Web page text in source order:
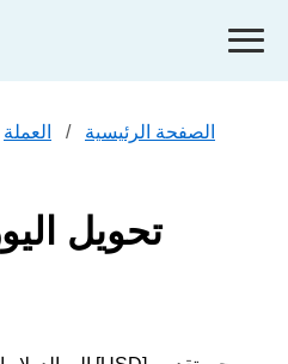
الصفحة الرئيسية العملة
تحويل